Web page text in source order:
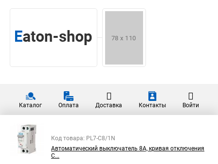
Каталог Оплата Доставка Контакты Войти
Код товара: PL7-C8/1N
Автоматический выключатель 8А, кривая отключения
С...